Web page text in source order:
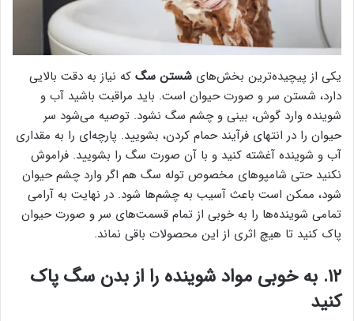
یکی از پیچیده‌ترین بخش‌های شستن سگ که نیاز به دقت بالایی
دارد، شستن سر و صورت حیوان است. باید مراقبت باشید آب و
شوینده وارد گوش، بینی و چشم سگ نشود. توصیه می‌شود سر
حیوان را در انتهای فرآیند حمام کردن، بشویید. پارچه‌ای را به مقداری
آب و شوینده آغشته کنید و با آن صورت سگ را بشویید. فراموش
نکنید حتی شامپوهای مخصوص توله سگ هم اگر وارد چشم حیوان
شود، ممکن است باعث آسیب به چشم‌ها شود. در نهایت به آرامی
تمامی شوینده‌ها را به خوبی از تمام قسمت‌های سر و صورت حیوان
پاک کنید تا هیچ اثری از این محصولات باقی نماند.
۱۲. به خوبی مواد شوینده را از بدن سگ پاک
کنید